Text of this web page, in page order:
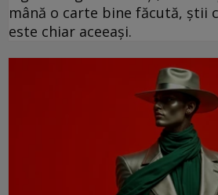
mână o carte bine făcută, știi
este chiar aceeași.